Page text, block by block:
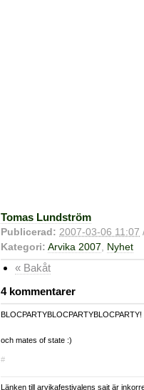
Tomas Lundström
Publicerad: 2007-03-06 11:07
Kategori: Arvika 2007 Nyhet
« Bakåt
4 kommentarer
BLOCPARTYBLOCPARTYBLOCPARTY!
och mates of state :)
#
Länken till arvikafestivalens sajt är